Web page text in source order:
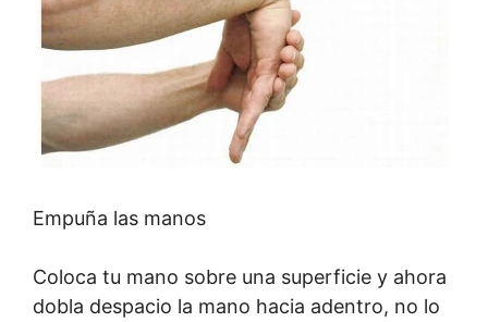
Empuña las manos
Coloca tu mano sobre una superficie y ahora
dobla despacio la mano hacia adentro, no lo